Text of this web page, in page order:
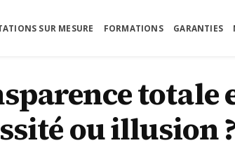
SUR MESURE FORMATIONS GARANTIES
entreprise : nécessité ou illusion ?
totale
ou illusion